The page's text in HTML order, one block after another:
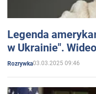
Legenda
w Ukrainie". Wideo
Rozrywka03.03.2025 09:46